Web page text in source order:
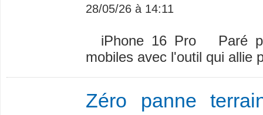
28/05/26 à 14:11
iPhone 16 Pro Paré
mobiles avec l'outil qui allie
Zéro panne